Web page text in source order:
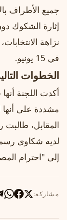
جميع الأطراف
إثارة الشكوك
نزاهة
في 15 يونيو.
الخطوات
أكدت اللجنة
مشددة على
المقابل، طالبت
لديه شكاوى
إلى "احترام
مشاركة: